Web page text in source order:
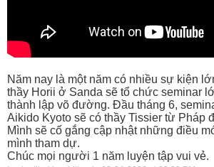
Năm nay là một năm có nhiều sự kiện
thầy Horii ở Sanda sẽ tổ chức seminar
thành lập võ đường. Đầu tháng 6,
Aikido Kyoto sẽ có thầy Tissier từ Pháp
Mình sẽ cố gắng cập nhật những điều
mình tham dự.
Chúc mọi người 1 năm luyện tập vui vẻ.